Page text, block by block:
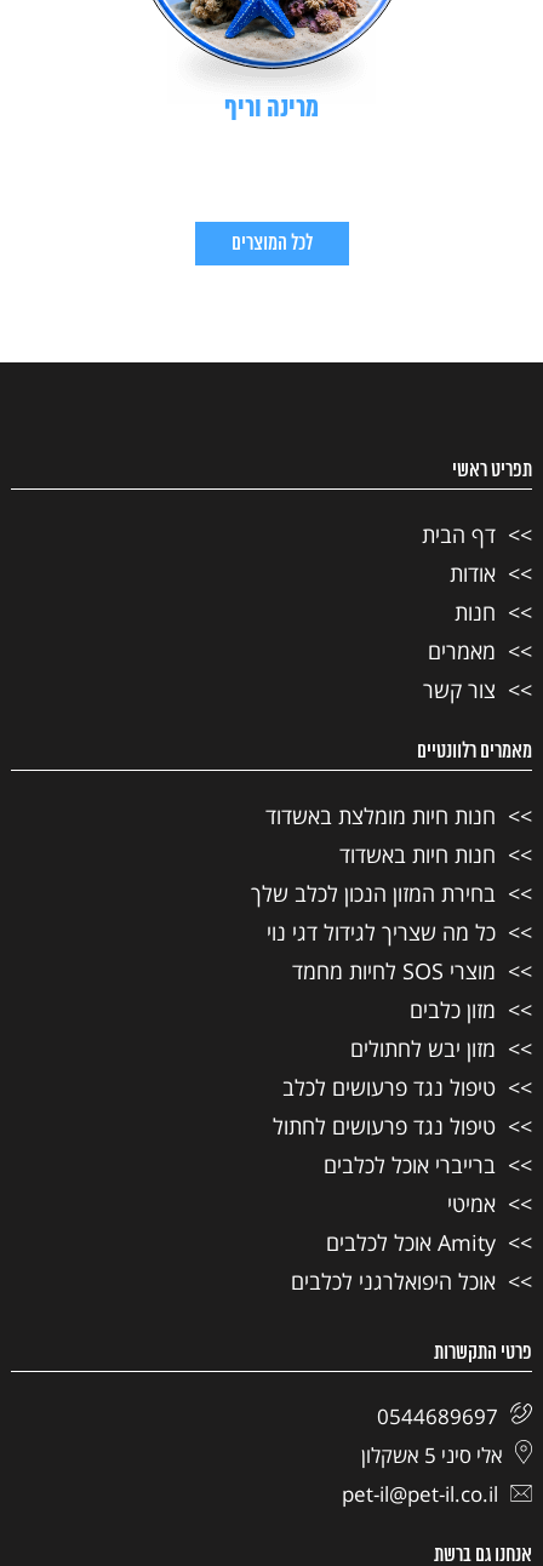
מרינה וריף
לכל המוצרים
תפריט ראשי
דף הבית
אודות
חנות
מאמרים
צור קשר
מאמרים רלוונטיים
חנות חיות מומלצת באשדוד
חנות חיות באשדוד
בחירת המזון הנכון לכלב שלך
כל מה שצריך לגידול דגי נוי
מוצרי SOS לחיות מחמד
מזון כלבים
מזון יבש לחתולים
טיפול נגד פרעושים לכלב
טיפול נגד פרעושים לחתול
ברייברי אוכל לכלבים
אמיטי
Amity אוכל לכלבים
אוכל היפואלרגני לכלבים
פרטי התקשרות
0544689697
אלי סיני 5 אשקלון
pet-il@pet-il.co.il
אנחנו גם ברשת